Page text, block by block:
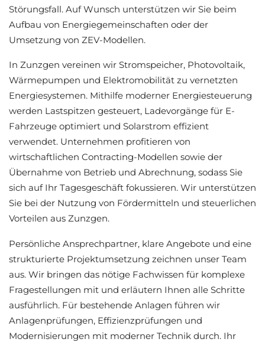
Störungsfall. Auf Wunsch unterstützen wir Sie beim
Aufbau von Energiegemeinschaften oder der
Umsetzung von ZEV-Modellen.
In Zunzgen vereinen wir Stromspeicher, Photovoltaik,
Wärmepumpen und Elektromobilität zu vernetzten
Energiesystemen. Mithilfe moderner Energiesteuerung
werden Lastspitzen gesteuert, Ladevorgänge für E-
Fahrzeuge optimiert und Solarstrom effizient
verwendet. Unternehmen profitieren von
wirtschaftlichen Contracting-Modellen sowie der
Übernahme von Betrieb und Abrechnung, sodass Sie
sich auf Ihr Tagesgeschäft fokussieren. Wir unterstützen
Sie bei der Nutzung von Fördermitteln und steuerlichen
Vorteilen aus Zunzgen.
Persönliche Ansprechpartner, klare Angebote und eine
strukturierte Projektumsetzung zeichnen unser Team
aus. Wir bringen das nötige Fachwissen für komplexe
Fragestellungen mit und erläutern Ihnen alle Schritte
ausführlich. Für bestehende Anlagen führen wir
Anlagenprüfungen, Effizienzprüfungen und
Modernisierungen mit moderner Technik durch. Ihr